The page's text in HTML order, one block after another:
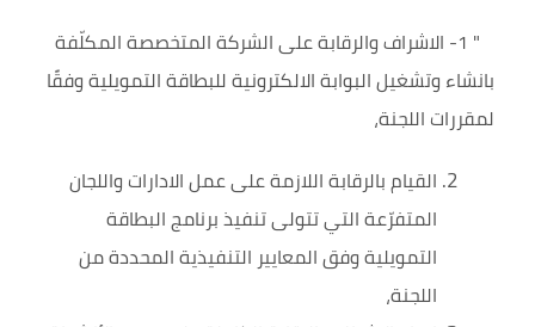
" 1- ا
لاشراف والرقابة على الشركة المتخصصة المكلّفة
بانشاء وتشغيل البوابة الالكترونية للبطاقة التمويلية وفقًا
لمقررات اللجنة،
القيام بالرقابة اللازمة على عمل الادارات واللجان
المتفرّعة التي تتولى تنفيذ برنامج البطاقة
التمويلية وفق المعايير التنفيذية المحددة من
اللجنة،